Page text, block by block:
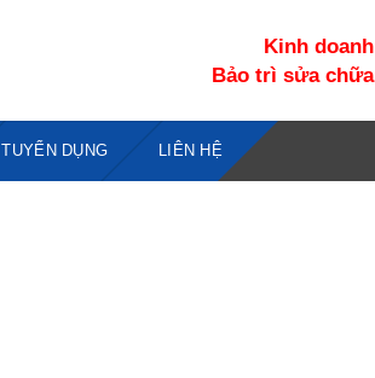
Kinh doanh
Bảo trì sửa chữa
TUYỂN DỤNG LIÊN HỆ